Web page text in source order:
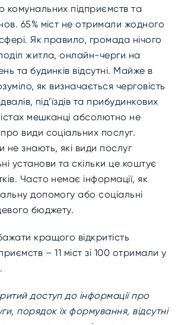
підприємств та
65% міст не отримали жодного
Як правило, громада нічого
житла, онлайн-черги на
та будинків відсутні. Майже в
як визначається черговість
під’їздів та прибудинкових
мешканці абсолютно не
види соціальних послуг.
знають, які види послуг
установи та скільки це коштує
Часто немає інформації, як
допомогу або соціальні
бюджету.
кращого відкритість
– 11 міст зі 100 отримали у
доступ до інформації про
порядок їх формування, відсутні